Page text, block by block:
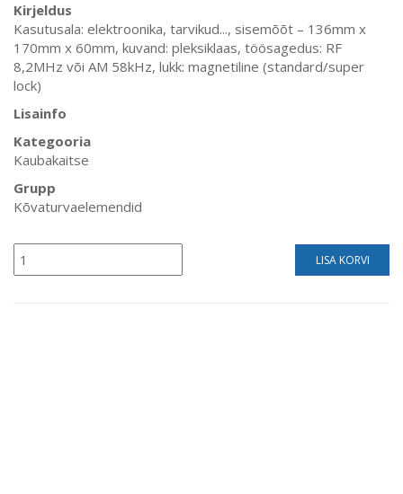
Kirjeldus
Kasutusala: elektroonika, tarvikud..., sisemõõt – 136mm x
170mm x 60mm, kuvand: pleksiklaas, töösagedus: RF
8,2MHz või AM 58kHz, lukk: magnetiline (standard/super
lock)
Lisainfo
Kategooria
Kaubakaitse
Grupp
Kõvaturvaelemendid
LISA KORVI